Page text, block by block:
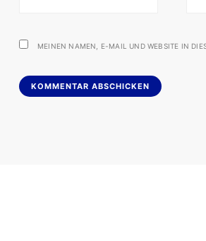
MEINEN NAMEN, E-MAIL UND WEBSITE IN